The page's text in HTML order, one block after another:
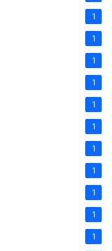
1
1
1
1
1
1
1
1
1
1
1